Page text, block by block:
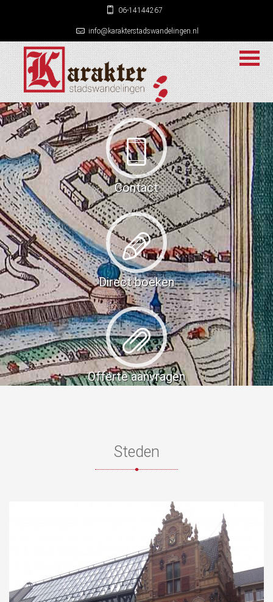
06-14144267
info@karakterstadswandelingen.nl
Contact
Direct boeken
Offerte aanvragen
Steden